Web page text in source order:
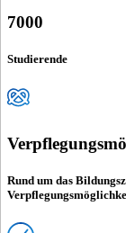
7000
Studierende
Rund um das